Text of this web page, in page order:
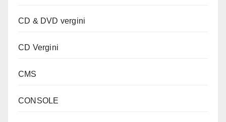
CD & DVD vergini
CD Vergini
CMS
CONSOLE